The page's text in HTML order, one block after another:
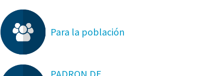
Para la población